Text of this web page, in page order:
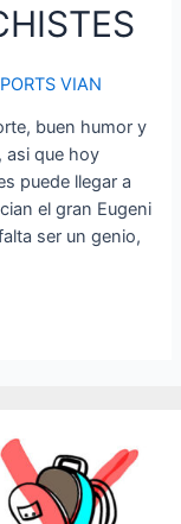
VIAN
buen humor y
asi que hoy
puede llegar a
el gran Eugeni
ser un genio,